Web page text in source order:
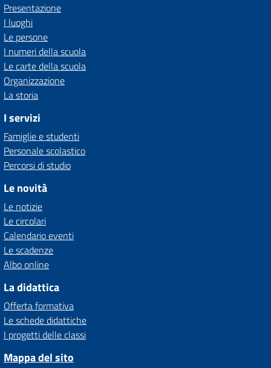
Presentazione
I luoghi
Le persone
I numeri della scuola
Le carte della scuola
Organizzazione
La storia
I servizi
Famiglie e studenti
Personale scolastico
Percorsi di studio
Le novità
Le notizie
Le circolari
Calendario eventi
Le scadenze
Albo online
La didattica
Offerta formativa
Le schede didattiche
I progetti delle classi
Mappa del sito